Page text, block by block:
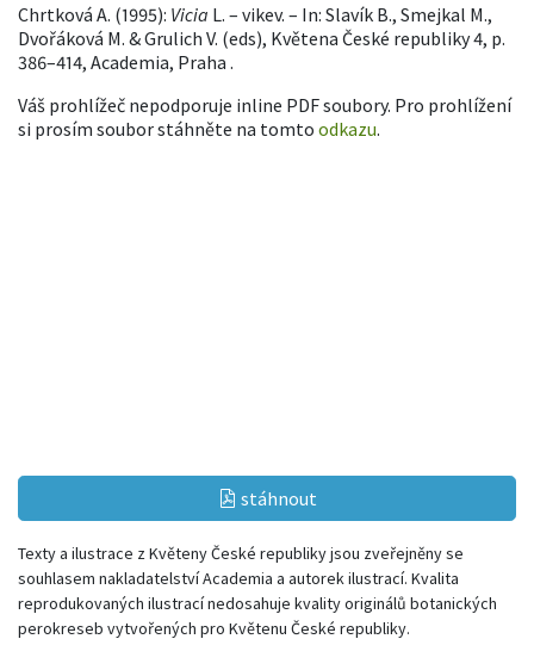
Chrtková A. (1995): Vicia L. – vikev. – In: Slavík B., Smejkal M.,
Dvořáková M. & Grulich V. (eds), Květena České republiky 4, p.
386–414, Academia, Praha .
Váš prohlížeč nepodporuje inline PDF soubory. Pro prohlížení
si prosím soubor stáhněte na tomto odkazu.
stáhnout
Texty a ilustrace z Květeny České republiky jsou zveřejněny se
souhlasem nakladatelství Academia a autorek ilustrací. Kvalita
reprodukovaných ilustrací nedosahuje kvality originálů botanických
perokreseb vytvořených pro Květenu České republiky.